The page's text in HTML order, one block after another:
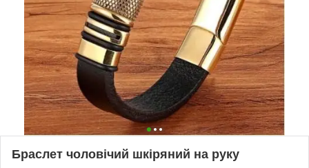
Браслет чоловічий шкіряний на руку